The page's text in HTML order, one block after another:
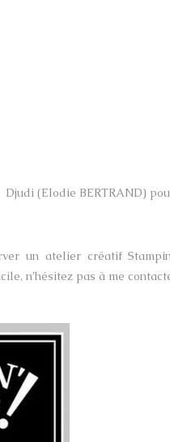
Djudi (Elodie BERTRAND)
un atelier créatif
n’hésitez pas à me